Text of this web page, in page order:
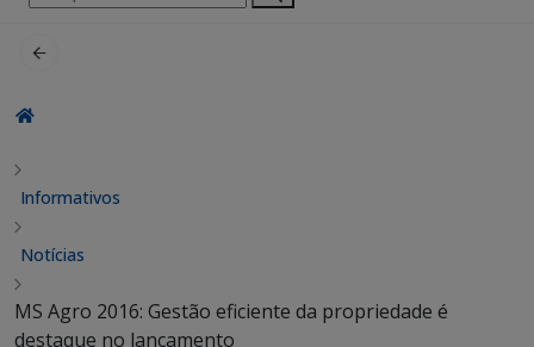
por:
Informativos
Notícias
MS Agro 2016: Gestão eficiente da propriedade é
destaque no lançamento